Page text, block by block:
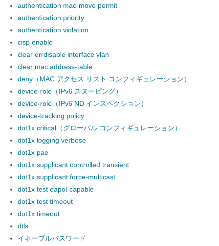
authentication mac-move permit
authentication priority
authentication violation
cisp enable
clear errdisable interface vlan
clear mac address-table
deny（MAC アクセス リスト コンフィギュレーション）
device-role（IPv6 スヌーピング）
device-role（IPv6 ND インスペクション）
device-tracking policy
dot1x critical（グローバル コンフィギュレーション）
dot1x logging verbose
dot1x pae
dot1x supplicant controlled transient
dot1x supplicant force-multicast
dot1x test eapol-capable
dot1x test timeout
dot1x timeout
dtls
イネーブルパスワード